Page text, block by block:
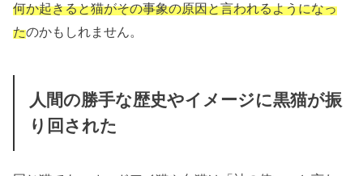
何か起きると猫がその事象の原因と言われるようになっ
たのかもしれません。
人間の勝手な歴史やイメージに黒猫が振
り回された